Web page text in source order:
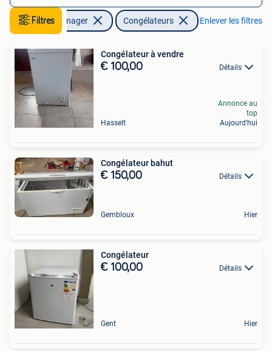
Filtres
Electroménager Congélateurs Enlever les filtres
Congélateur à vendre
€ 100,00 Détails
Hasselt
Annonce au
top
Aujourd'hui
Congélateur bahut
€ 150,00 Détails
Gembloux Hier
Congélateur
€ 100,00 Détails
Gent Hier